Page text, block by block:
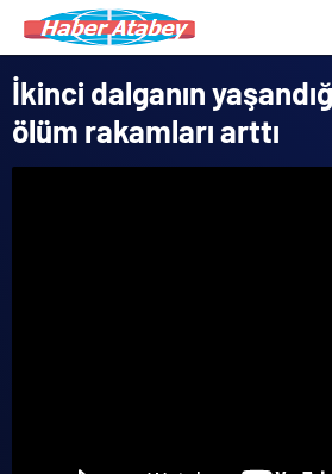
İkinci dalganın
ölüm rakamları arttı